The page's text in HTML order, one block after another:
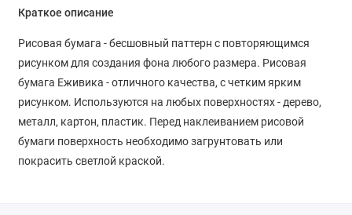
Краткое описание
Рисовая бумага - бесшовный паттерн с повторяющимся
рисунком для создания фона любого размера. Рисовая
бумага Еживика - отличного качества, с четким ярким
рисунком. Используются на любых поверхностях - дерево,
металл, картон, пластик. Перед наклеиванием рисовой
бумаги поверхность необходимо загрунтовать или
покрасить светлой краской.